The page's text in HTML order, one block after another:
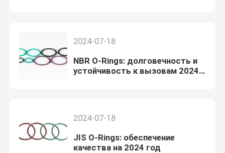
2024-07-18
NBR O-Rings: долговечность и
устойчивость к вызовам 2024
2024-07-18
JIS O-Rings: обеспечение
качества на 2024 год